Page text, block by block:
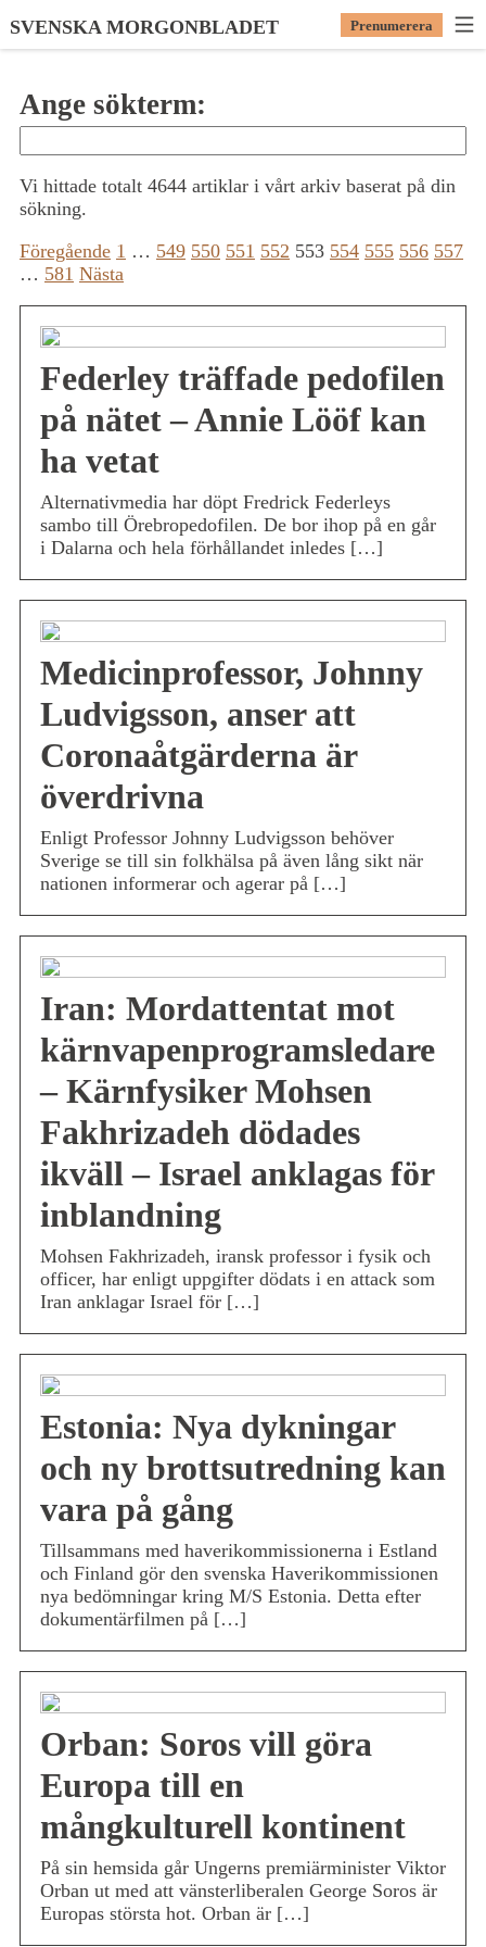
SVENSKA MORGONBLADET Prenumerera
Ange sökterm:
Vi hittade totalt 4644 artiklar i vårt arkiv baserat på din
sökning.
Sidnumrering
inlägg
Föregående 1 … 549 550 551 552 553 554 555 556 557
… 581 Nästa
Federley träffade pedofilen
på nätet – Annie Lööf kan
ha vetat
Alternativmedia har döpt Fredrick Federleys
sambo till Örebropedofilen. De bor ihop på en går
i Dalarna och hela förhållandet inledes […]
Medicinprofessor, Johnny
Ludvigsson, anser att
Coronaåtgärderna är
överdrivna
Enligt Professor Johnny Ludvigsson behöver
Sverige se till sin folkhälsa på även lång sikt när
nationen informerar och agerar på […]
Iran: Mordattentat mot
kärnvapenprogramsledare
– Kärnfysiker Mohsen
Fakhrizadeh dödades
ikväll – Israel anklagas för
inblandning
Mohsen Fakhrizadeh, iransk professor i fysik och
officer, har enligt uppgifter dödats i en attack som
Iran anklagar Israel för […]
Estonia: Nya dykningar
och ny brottsutredning kan
vara på gång
Tillsammans med haverikommissionerna i Estland
och Finland gör den svenska Haverikommissionen
nya bedömningar kring M/S Estonia. Detta efter
dokumentärfilmen på […]
Orban: Soros vill göra
Europa till en
mångkulturell kontinent
På sin hemsida går Ungerns premiärminister Viktor
Orban ut med att vänsterliberalen George Soros är
Europas största hot. Orban är […]